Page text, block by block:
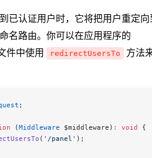
已认证用户时，它将把用户重定向
命名路由。你可以在应用程序的
件中使用 redirectUsersTo
方法
;
(Middleware $middleware ) : void {
( '/panel' );